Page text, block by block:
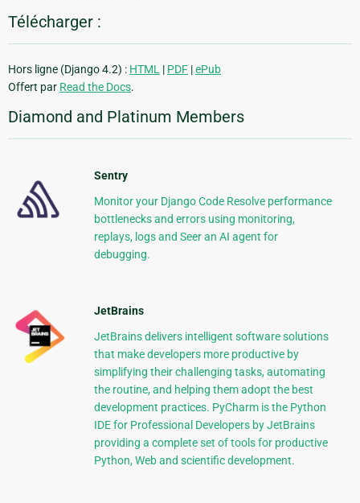
Télécharger :
Hors ligne (Django 4.2) : HTML | PDF |ePub
Offert par Read the Docs.
Diamond and Platinum Members
Sentry
Monitor your Django Code Resolve performance
bottlenecks and errors using monitoring,
replays, logs and Seer an AI agent for
debugging.
JetBrains
JetBrains delivers intelligent software solutions
that make developers more productive by
simplifying their challenging tasks, automating
the routine, and helping them adopt the best
development practices. PyCharm is the Python
IDE for Professional Developers by JetBrains
providing a complete set of tools for productive
Python, Web and scientific development.